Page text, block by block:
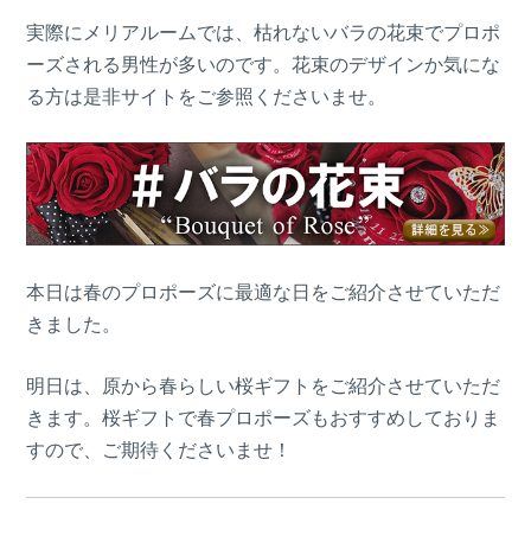
実際にメリアルームでは、枯れないバラの花束でプロポ
ーズされる男性が多いのです。花束のデザインか気にな
る方は是非サイトをご参照くださいませ。
本日は春のプロポーズに最適な日をご紹介させていただ
きました。
明日は、原から春らしい桜ギフトをご紹介させていただ
きます。桜ギフトで春プロポーズもおすすめしておりま
すので、ご期待くださいませ！